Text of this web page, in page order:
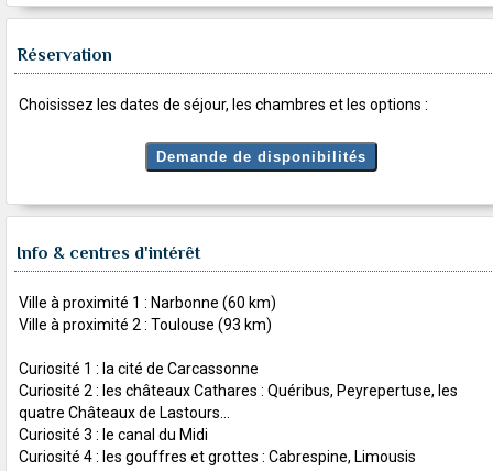
Réservation
Choisissez les dates de séjour, les chambres et les options :
Info & centres d'intérêt
Ville à proximité 1 : Narbonne (60 km)
Ville à proximité 2 : Toulouse (93 km)
Curiosité 1 : la cité de Carcassonne
Curiosité 2 : les châteaux Cathares : Quéribus, Peyrepertuse, les
quatre Châteaux de Lastours...
Curiosité 3 : le canal du Midi
Curiosité 4 : les gouffres et grottes : Cabrespine, Limousis